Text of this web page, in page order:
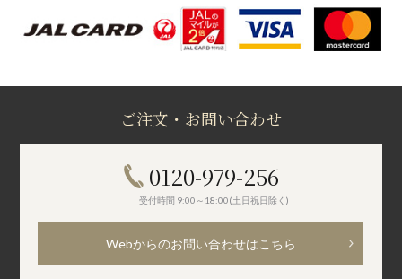
ご注文・お問い合わせ
0120-979-256
受付時間 9:00～18:00(土日祝日除く)
Webからのお問い合わせはこちら